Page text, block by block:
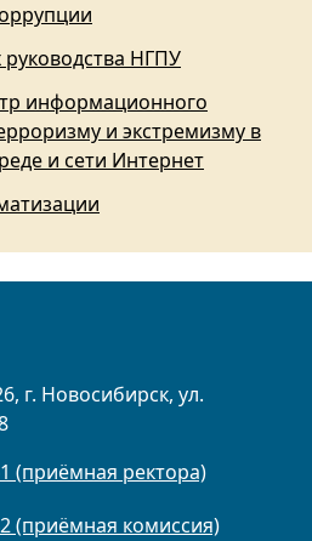
НГПУ
информационного
и экстремизму в
и сети Интернет
г. Новосибирск, ул.
(приёмная ректора)
(приёмная комиссия)